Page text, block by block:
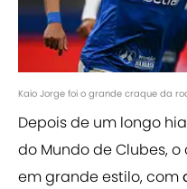
Kaio Jorge foi o grande craque da
Depois de um longo
do Mundo de Clubes,
em grande estilo, com